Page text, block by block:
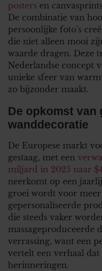
posters en
De combinatie van
persoonlijke foto’s
die niet alleen mooi
waarde dragen. Deze
Nederlandse concept
unieke sfeer van
zo bijzonder maakt.
De opkomst van
wanddecoratie
De Europese markt
gestaag, met een
miljard in 2025 naar
neerkomt op een
groei wordt voor
gepersonaliseerde
die steeds vaker
massageproduceerde
verrassing, want een
vertelt een verhaal
herinneringen.